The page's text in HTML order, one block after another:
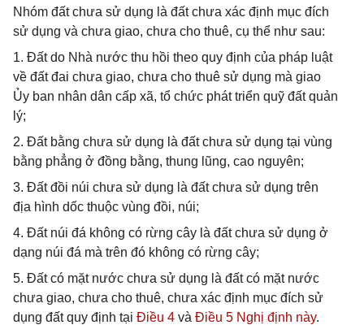
Nhóm đất chưa sử dụng là đất chưa xác định mục đích
sử dụng và chưa giao, chưa cho thuê, cụ thể như sau:
1. Đất do Nhà nước thu hồi theo quy định của pháp luật
về đất đai chưa giao, chưa cho thuê sử dụng mà giao
Ủy ban nhân dân cấp xã, tổ chức phát triển quỹ đất quản
lý;
2. Đất bằng chưa sử dụng là đất chưa sử dụng tại vùng
bằng phẳng ở đồng bằng, thung lũng, cao nguyên;
3. Đất đồi núi chưa sử dụng là đất chưa sử dụng trên
địa hình dốc thuộc vùng đồi, núi;
4. Đất núi đá không có rừng cây là đất chưa sử dụng ở
dạng núi đá mà trên đó không có rừng cây;
5. Đất có mặt nước chưa sử dụng là đất có mặt nước
chưa giao, chưa cho thuê, chưa xác định mục đích sử
dụng đất quy định tại Điều 4 và Điều 5 Nghị định này.